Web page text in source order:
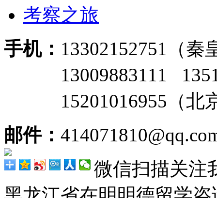
考察之旅
手机： 13302152751（秦
13009883111
15201016955（北
邮件：
微信扫描关注